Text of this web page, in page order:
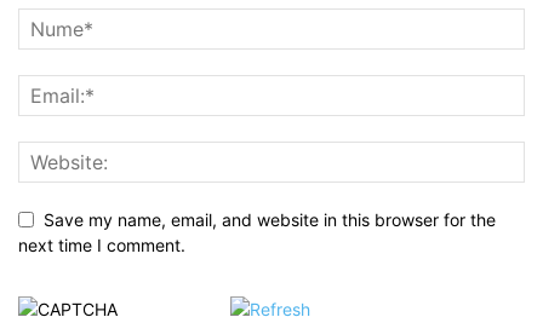
Save my name, email, and website in this browser for the
next time I comment.